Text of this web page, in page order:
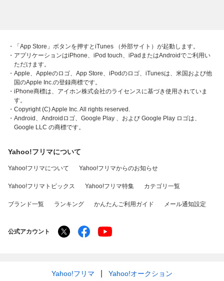
・「App Store」ボタンを押すとiTunes （外部サイト）が起動します。
・アプリケーションはiPhone、iPod touch、iPadまたはAndroidでご利用い
ただけます。
・Apple、Appleのロゴ、App Store、iPodのロゴ、iTunesは、米国および他
国のApple Inc.の登録商標です。
・iPhone商標は、アイホン株式会社のライセンスに基づき使用されていま
す。
・Copyright (C) Apple Inc. All rights reserved.
・Android、Androidロゴ、Google Play 、および Google Play ロゴは、
Google LLC の商標です。
Yahoo!フリマについて
Yahoo!フリマについて Yahoo!フリマからのお知らせ
Yahoo!フリマトピックス Yahoo!フリマ特集 カテゴリ一覧
ブランド一覧 ランキング かんたんご利用ガイド メール通知設定
公式アカウント
Yahoo!フリマ Yahoo!オークション